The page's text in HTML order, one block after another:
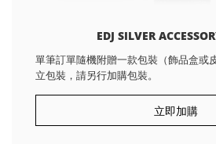
EDJ SILVER
單筆訂單隨機附贈一款包裝（飾品盒或
立包裝，請另行加購包裝。
立即加購